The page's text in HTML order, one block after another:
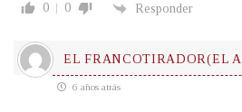
0 0 Responder
EL FRANCOTIRADOR(EL
6 años atrás